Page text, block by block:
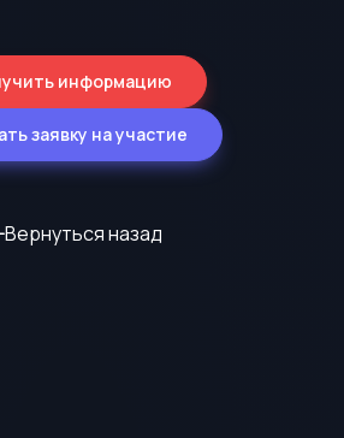
информацию
заявку на участие
Вернуться назад